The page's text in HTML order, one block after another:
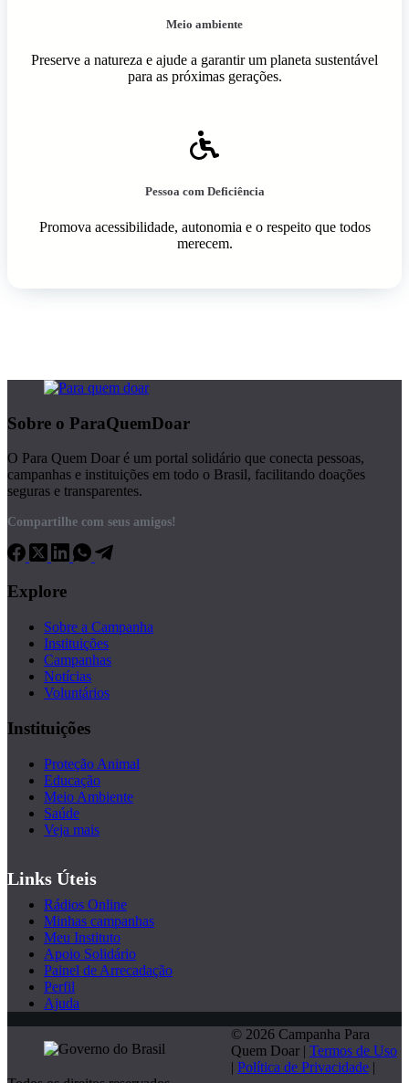
Meio ambiente
Preserve a natureza e ajude a garantir um planeta sustentável
para as próximas gerações.
Pessoa com Deficiência
Promova acessibilidade, autonomia e o respeito que todos
merecem.
Sobre o ParaQuemDoar
O Para Quem Doar é um portal solidário que conecta pessoas,
campanhas e instituições em todo o Brasil, facilitando doações
seguras e transparentes.
Compartilhe com seus amigos!
Explore
Sobre a Campanha
Instituições
Campanhas
Notícias
Voluntários
Instituições
Proteção Animal
Educação
Meio Ambiente
Saúde
Veja mais
Links Úteis
Rádios Online
Minhas campanhas
Meu Instituto
Apoio Solidário
Painel de Arrecadação
Perfil
Ajuda
© 2026 Campanha Para
Quem Doar | Termos de Uso
| Política de Privacidade |